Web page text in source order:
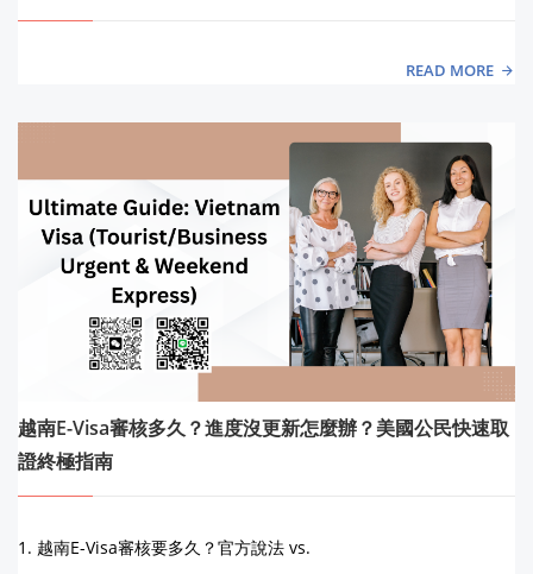
READ MORE
越南E-Visa審核多久？進度沒更新怎麼辦？美國公民快速取
證終極指南
1. 越南E-Visa審核要多久？官方說法 vs.